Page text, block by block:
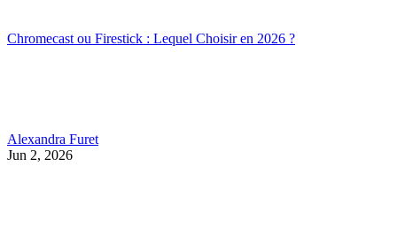
Chromecast ou Firestick : Lequel Choisir en 2026 ?
Alexandra Furet
Jun 2, 2026